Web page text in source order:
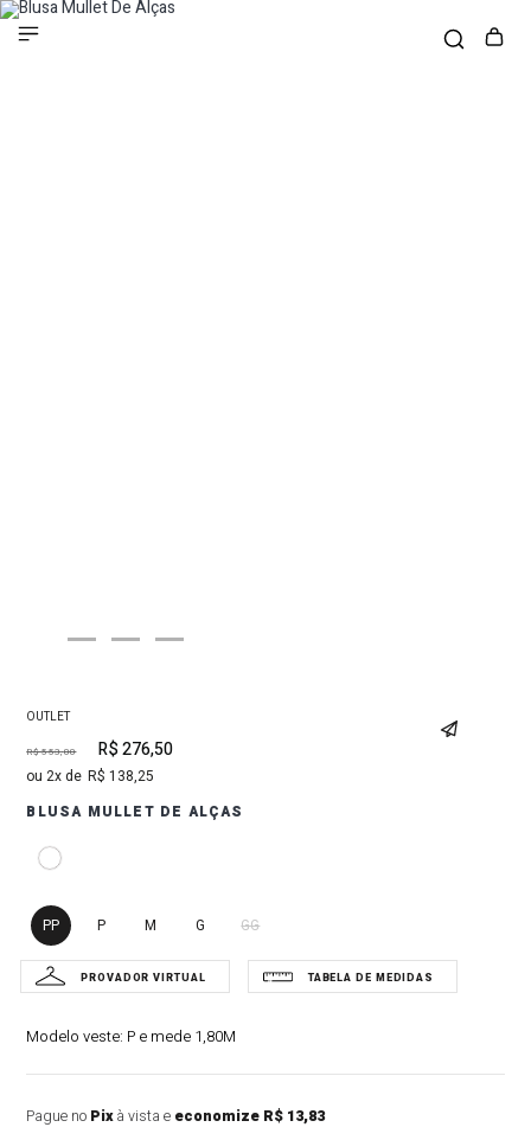
OUTLET
R$ 553,00 R$ 276,50
2 R$ 138,25
BLUSA MULLET DE ALÇAS
PP P M G GG
Modelo veste: P e mede 1,80M
Pague no Pixà vista e economize R$ 13,83